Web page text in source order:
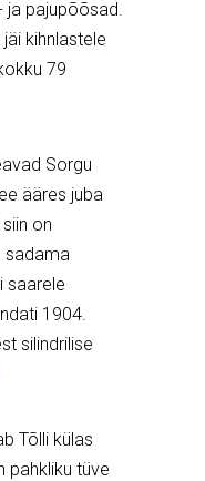
ja pajupõõsad.
kihnlastele
79
Sorgu
ääres juba
on
sadama
saarele
1904.
silindrilise
Tõlli külas
pahkliku tüve